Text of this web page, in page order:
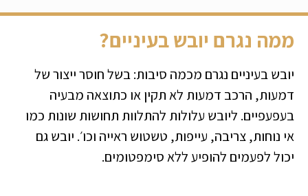
ממה נגרם יובש בעיניים?
יובש בעיניים נגרם מכמה סיבות: בשל חוסר ייצור של
דמעות, הרכב דמעות לא תקין או כתוצאה מבעיה
בעפעפיים. ליובש עלולות להתלוות תחושות שונות כמו
אי נוחות, צריבה, עייפות, טשטוש ראייה וכו׳. יובש גם
יכול לפעמים להופיע ללא סימפטומים.